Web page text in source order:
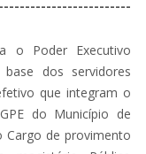
o Poder Executivo
dos servidores
que integram o
do Município de
Cargo de provimento